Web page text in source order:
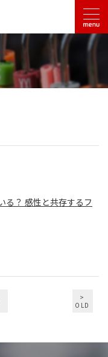
る？ 感性と共存するフ
>
OLD